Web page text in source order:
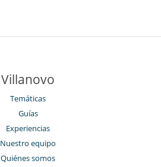
Villanovo
Temáticas
Guías
Experiencias
Nuestro equipo
Quiénes somos